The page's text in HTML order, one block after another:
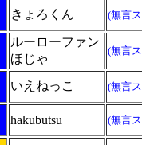
きょろくん (無言
ルーローファン
ほじゃ
(無言
いえねっこ (無言
hakubutsu (無言